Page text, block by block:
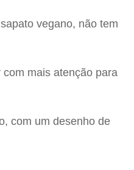
vegano, não tem
mais atenção para
com um desenho de